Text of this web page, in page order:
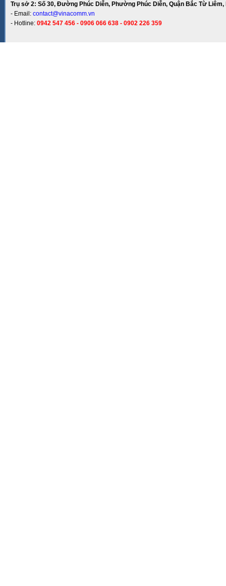
Trụ sở 2: Số 30, Đường Phúc Diễn, Phường Phúc Diễn, Quận Bắc Từ Liêm,
- Email: contact@vinacomm.vn
- Hotline: 0942 547 456 - 0906 066 638 - 0902 226 359